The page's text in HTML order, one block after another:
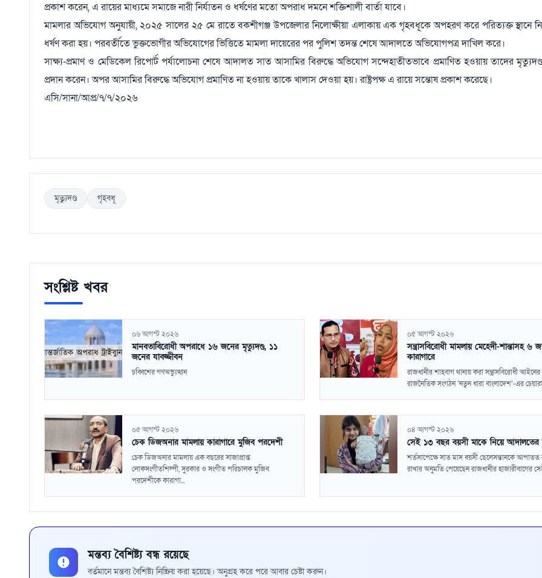
প্রকাশ করেন, এ রায়ের মাধ্যমে সমাজে নারী নির্যাতন ও ধর্ষণের মতো অপরাধ দমনে শক্তিশালী বার্তা যাবে।
মামলার অভিযোগ অনুযায়ী, ২০২৫ সালের ২৫ মে রাতে বকশীগঞ্জ উপজেলার নিলোক্ষীয়া এলাকায় এক গৃহবধূকে অপহরণ করে পরিত্যক্ত স্থানে
ধর্ষণ করা হয়। পরবর্তীতে ভুক্তভোগীর অভিযোগের ভিত্তিতে মামলা দায়েরের পর পুলিশ তদন্ত শেষে আদালতে অভিযোগপত্র দাখিল করে।
সাক্ষ্য-প্রমাণ ও মেডিকেল রিপোর্ট পর্যালোচনা শেষে আদালত সাত আসামির বিরুদ্ধে অভিযোগ সন্দেহাতীতভাবে প্রমাণিত হওয়ায় তাদের
প্রদান করেন। অপর আসামির বিরুদ্ধে অভিযোগ প্রমাণিত না হওয়ায় তাকে খালাস দেওয়া হয়। রাষ্ট্রপক্ষ এ রায়ে সন্তোষ প্রকাশ করেছে।
এসি/সানা/আপ্র/৭/৭/২০২৬
মৃত্যুদণ্ড গৃহবধূ
সংশ্লিষ্ট খবর
০৬ আগস্ট ২০২৬
মানবতাবিরোধী অপরাধে ১৬ জনের মৃত্যুদণ্ড, ১১
জনের যাবজ্জীবন
চব্বিশের গণঅভ্যুত্থান
০৫ আগস্ট ২০২৬
সন্ত্রাসবিরোধী মামলায় মেহেদী-শান্তাসহ ৬
কারাগারে
রাজধানীর শাহবাগ থানায় করা সন্ত্রাসবিরোধী
রাজনৈতিক সংগঠন ‘নতুন ধারা বাংলাদেশ’-এর
০৫ আগস্ট ২০২৬
চেক ডিজঅনার মামলায় কারাগারে মুজিব পরদেশী
চেক ডিজঅনার মামলায় এক বছরের সাজাপ্রাপ্ত
লোকসংগীতশিল্পী, সুরকার ও সংগীত পরিচালক মুজিব
পরদেশীকে কারাগা...
০৪ আগস্ট ২০২৬
সেই ১৩ বছর বয়সী মাকে নিয়ে আদালতের
শর্তসাপেক্ষে সাত মাস বয়সী ছেলেসন্তানকে আপাতত
রাখার অনুমতি পেয়েছেন রাজধানীর হাজারীবাগের
মন্তব্য বৈশিষ্ট্য বন্ধ রয়েছে
বর্তমানে মন্তব্য বৈশিষ্ট্য নিষ্ক্রিয় করা হয়েছে। অনুগ্রহ করে পরে আবার চেষ্টা করুন।